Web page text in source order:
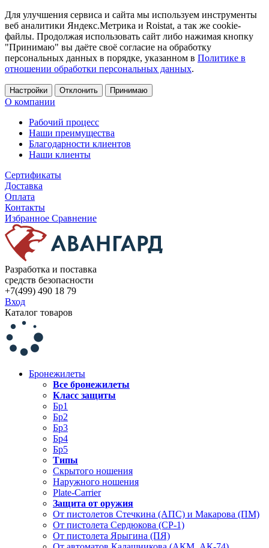
Для улучшения сервиса и сайта мы используем инструменты
веб аналитики Яндекс.Метрика и Roistat, а так же cookie-
файлы. Продолжая использовать сайт либо нажимая кнопку
"Принимаю" вы даёте своё согласие на обработку
персональных данных в порядке, указанном в Политике в
отношении обработки персональных данных.
Настройки Отклонить Принимаю
О компании
Рабочий процесс
Наши преимущества
Благодарности клиентов
Наши клиенты
Сертификаты
Доставка
Оплата
Контакты
Избранное Сравнение
Разработка и поставка
средств безопасности
+7(499) 490 18 79
Вход
Каталог товаров
Бронежилеты
Все бронежилеты
Класс защиты
Бр1
Бр2
Бр3
Бр4
Бр5
Типы
Скрытого ношения
Наружного ношения
Plate-Carrier
Защита от оружия
От пистолетов Стечкина (АПС) и Макарова (ПМ)
От пистолета Сердюкова (СР-1)
От пистолета Ярыгина (ПЯ)